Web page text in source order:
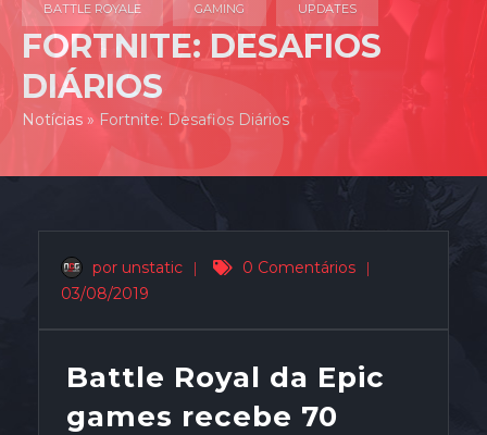
TORNEIOS
NOTICIAS
FORUMS
BATTLE ROYALE GAMING UPDATES
FORTNITE: DESAFIOS
DIÁRIOS
Notícias » Fortnite: Desafios Diários
por unstatic | 0 Comentários
|
03/08/2019
Battle Royal da Epic
games recebe 70